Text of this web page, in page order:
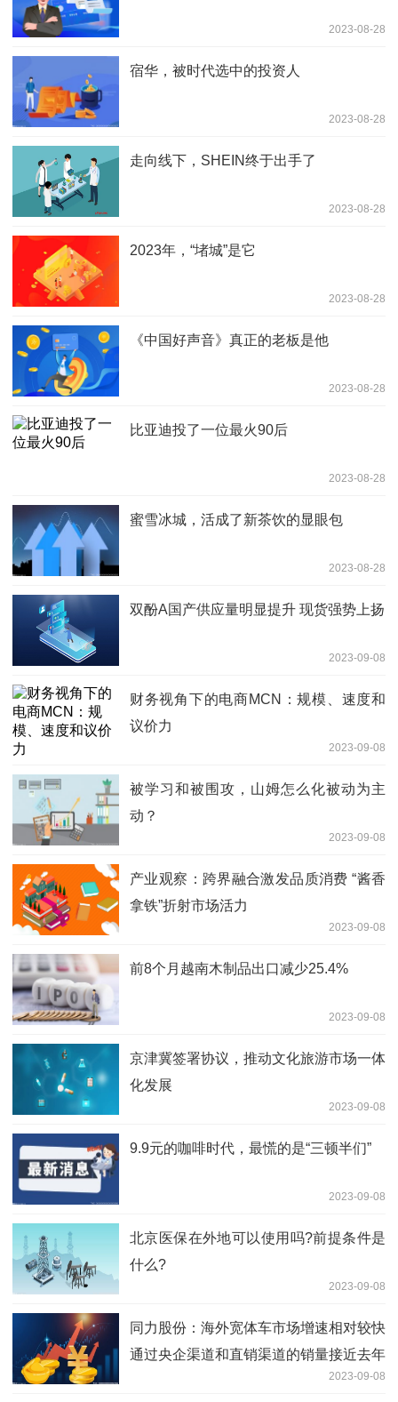
2023-08-28
宿华，被时代选中的投资人
2023-08-28
走向线下，SHEIN终于出手了
2023-08-28
2023年，“堵城”是它
2023-08-28
《中国好声音》真正的老板是他
2023-08-28
比亚迪投了一位最火90后
2023-08-28
蜜雪冰城，活成了新茶饮的显眼包
2023-08-28
双酚A国产供应量明显提升 现货强势上扬
2023-09-08
财务视角下的电商MCN：规模、速度和
议价力
2023-09-08
被学习和被围攻，山姆怎么化被动为主
动？
2023-09-08
产业观察：跨界融合激发品质消费 “酱香
拿铁”折射市场活力
2023-09-08
前8个月越南木制品出口减少25.4%
2023-09-08
京津冀签署协议，推动文化旅游市场一体
化发展
2023-09-08
9.9元的咖啡时代，最慌的是“三顿半们”
2023-09-08
北京医保在外地可以使用吗?前提条件是
什么?
2023-09-08
同力股份：海外宽体车市场增速相对较快
通过央企渠道和直销渠道的销量接近去年
2023-09-08